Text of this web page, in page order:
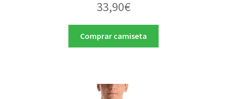
33,90€
Comprar camiseta